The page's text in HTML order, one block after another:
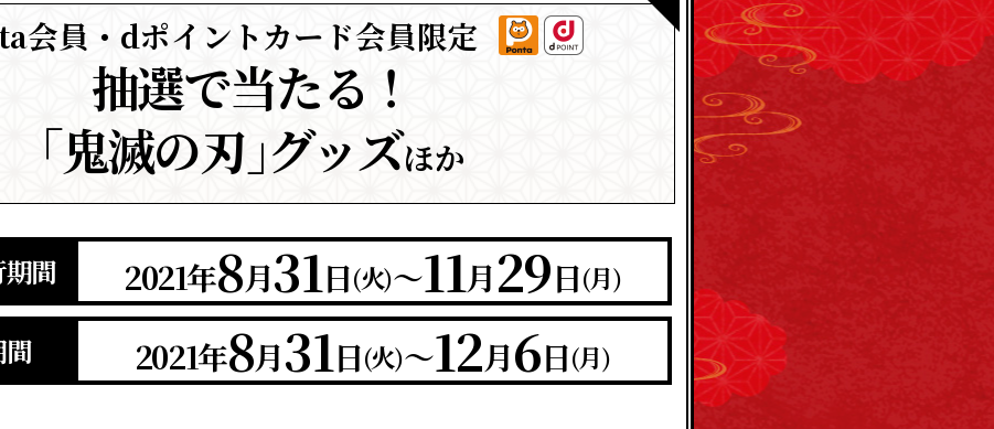
会員・dポイントカード会員限定
抽選で当たる！
｢鬼滅の刃｣グッズほか
間 2021年8月31日(火)〜11月29日(月)
2021年8月31日(火)〜12月6日(月)